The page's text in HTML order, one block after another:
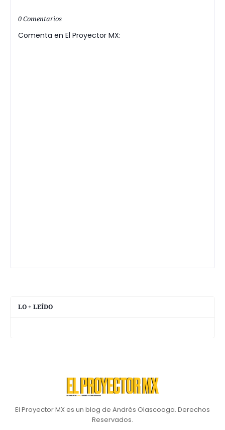
0 Comentarios
Comenta en El Proyector MX:
LO + LEÍDO
El Proyector MX es un blog de Andrés Olascoaga. Derechos
Reservados.